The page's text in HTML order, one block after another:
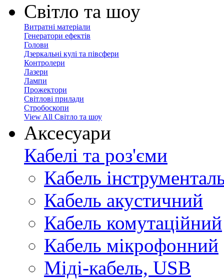
Світло та шоу
Витратні матеріали
Генератори ефектів
Голови
Дзеркальні кулі та півсфери
Контролери
Лазери
Лампи
Прожектори
Світлові прилади
Стробоскопи
View All Світло та шоу
Аксесуари
Кабелі та роз'єми
Кабель
Кабель акустичний
Кабель комутаційний
Кабель мікрофонний
Міді-кабель, USB